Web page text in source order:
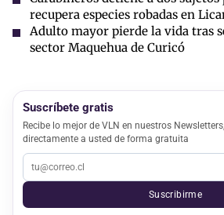
recupera especies robadas en
Adulto mayor pierde la vida tras
sector Maquehua de Curicó
Suscríbete gratis
Recibe lo mejor de VLN en nuestros
directamente a usted de forma gratuita
Suscribirme